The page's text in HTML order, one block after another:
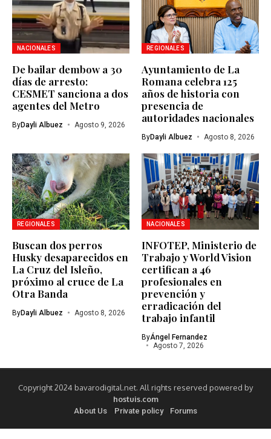
NACIONALES
De bailar dembow a 30
días de arresto:
CESMET sanciona a dos
agentes del Metro
ByDayli Albuez Agosto 9, 2026
REGIONALES
Ayuntamiento de La
Romana celebra 125
años de historia con
presencia de
autoridades nacionales
ByDayli Albuez Agosto 8, 2026
REGIONALES
Buscan dos perros
Husky desaparecidos en
La Cruz del Isleño,
próximo al cruce de La
Otra Banda
ByDayli Albuez Agosto 8, 2026
NACIONALES
INFOTEP, Ministerio de
Trabajo y World Vision
certifican a 46
profesionales en
prevención y
erradicación del
trabajo infantil
ByÁngel Fernandez
Agosto 7, 2026
Copyright 2024 bavarodigital.net. All rights reserved powered by
hostuis.com
About Us Private policy Forums